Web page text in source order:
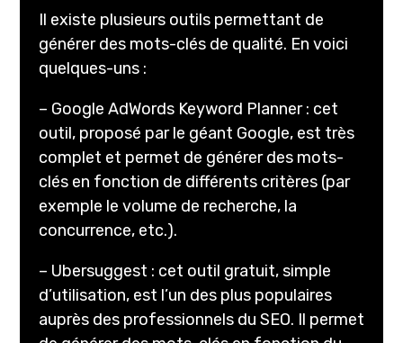
Il existe plusieurs outils permettant de
générer des mots-clés de qualité. En voici
quelques-uns :
– Google AdWords Keyword Planner : cet
outil, proposé par le géant Google, est très
complet et permet de générer des mots-
clés en fonction de différents critères (par
exemple le volume de recherche, la
concurrence, etc.).
– Ubersuggest : cet outil gratuit, simple
d’utilisation, est l’un des plus populaires
auprès des professionnels du SEO. Il permet